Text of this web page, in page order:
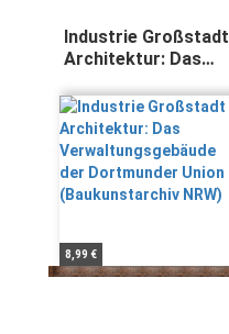
Industrie Großstadt
Architektur: Das
der Dortmunder
Union
(Baukunstarchiv
NRW)
8,99 €